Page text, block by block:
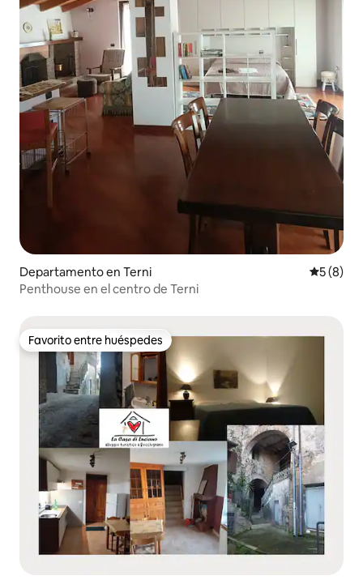
Departamento en Terni
5 (8)
Penthouse en el centro de Terni
Favorito entre huéspedes
Favorito entre huéspedes